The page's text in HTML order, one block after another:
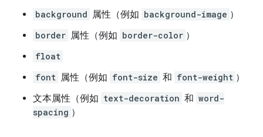
background 属性（例如 background-image ）
border 属性（例如 border-color ）
float
font 属性（例如 font-size 和 font-weight ）
文本属性（例如 text-decoration 和 word-
spacing ）